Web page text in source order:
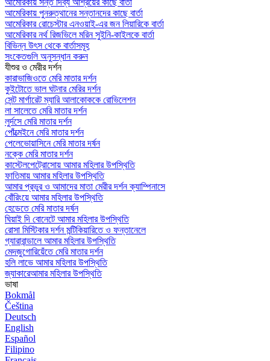
আমেরিকায় পুনরুত্থানের সন্তানদের কাছে বার্তা
আমেরিকার রোচেস্টার এনওয়াই-এর জন লিয়ারিকে বার্তা
আমেরিকার নর্থ রিজভিলে মরিন সুইনি-কাইলকে বার্তা
বিভিন্ন উৎস থেকে বার্তাসমূহ
সংকেতগুলি অনুসন্ধান করুন
যীশুর ও মেরীর দর্শন
কারাভাজিওতে মেরি মাতার দর্শন
কুইটোতে ভাল ঘটনার মেরির দর্শন
সেন্ট মার্গারেট ম্যারি আলাকোককে রোভিলেশন
লা সালেতে মেরি মাতার দর্শন
লুর্দসে মেরি মাতার দর্শন
পোঁত্মেইনে মেরি মাতার দর্শন
পেলেভোয়াসিনে মেরি মাতার দর্ষন
নক্কে মেরি মাতার দর্শন
কাস্টেলপেট্রোসোয় আমার মহিলার উপস্থিতি
ফাতিমায় আমার মহিলার উপস্থিতি
আমার প্রভুর ও আমাদের মাতা মেরীর দর্শন ক্যাম্পিনাসে
বোঁরিংয়ে আমার মহিলার উপস্থিতি
হেডেতে মেরি মাতার দর্ষন
ঘিয়াই দি বোনেটে আমার মহিলার উপস্থিতি
রোসা মিস্টিকার দর্শন মন্টিকিয়ারিতে ও ফন্তানেলে
গ্যারাবান্ডালে আমার মহিলার উপস্থিতি
মেদজুগোরিয়েঁতে মেরি মাতার দর্শন
হলি লাভে আমার মহিলার উপস্থিতি
জ্যাকারেআমার মহিলার উপস্থিতি
ভাষা
Bokmål
Čeština
Deutsch
English
Español
Filipino